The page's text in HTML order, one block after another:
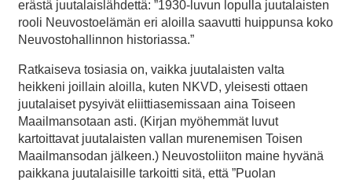
erästä juutalaislähdettä: ”1930-luvun lopulla juutalaisten
rooli Neuvostoelämän eri aloilla saavutti huippunsa koko
Neuvostohallinnon historiassa.”
Ratkaiseva tosiasia on, vaikka juutalaisten valta
heikkeni joillain aloilla, kuten NKVD, yleisesti ottaen
juutalaiset pysyivät eliittiasemissaan aina Toiseen
Maailmansotaan asti. (Kirjan myöhemmät luvut
kartoittavat juutalaisten vallan murenemisen Toisen
Maailmansodan jälkeen.) Neuvostoliiton maine hyvänä
paikkana juutalaisille tarkoitti sitä, että ”Puolan